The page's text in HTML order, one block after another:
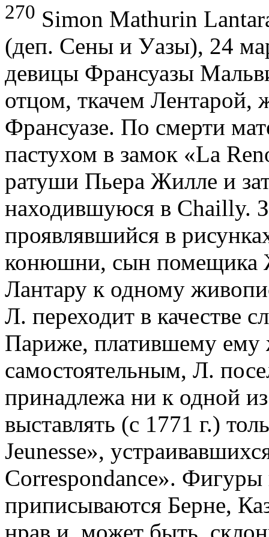
270 Simon Mathurin
(деп. Сены и Уазы), 24
девицы Франсуазы
отцом, ткачем Лентарой,
Франсуазе. По смерти
пастухом в замок «La
ратуши Пьера Жилле и
находившуюся в Chailly.
проявлявшийся в
конюшни, сын по­мещика
Лантару к одному
Л. переходит в качестве
Париже, платив­шему ему
самостоятельным, Л.
принадлежа ни к одной
выставлять (с 1771 г.)
Jeunesse»,
Correspondance». Фигуры
приписываются Берне,
нрав и, может быть,